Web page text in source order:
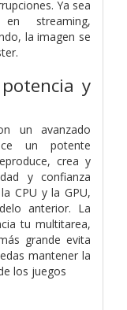
Ya sea
streaming,
la imagen se
y
un avanzado
un potente
crea y
y confianza
CPU y la GPU,
anterior. La
tu multitarea,
grande evita
mantener la
los juegos